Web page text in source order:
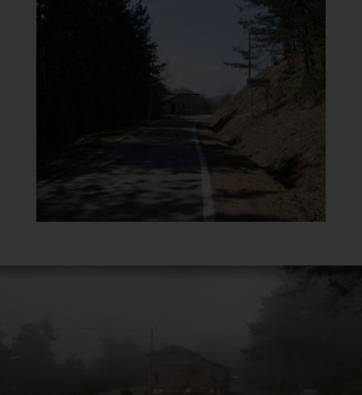
Oratorio della Beata Vergine
del Carmelo
Clicca per ingrandire
]